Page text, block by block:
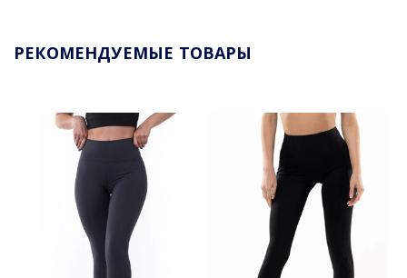
РЕКОМЕНДУЕМЫЕ ТОВАРЫ